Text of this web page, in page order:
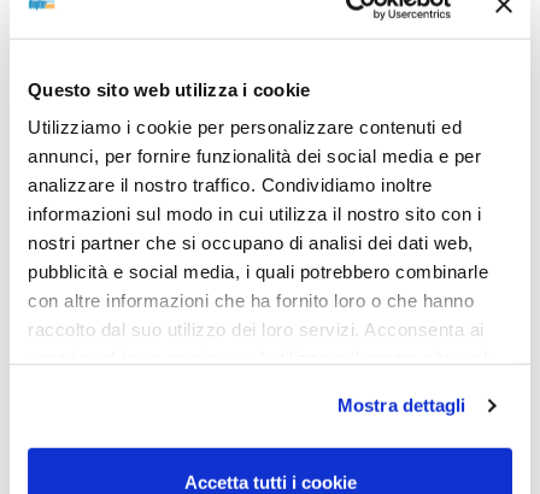
Questo sito web utilizza i cookie
Utilizziamo i cookie per personalizzare contenuti ed
annunci, per fornire funzionalità dei social media e per
analizzare il nostro traffico. Condividiamo inoltre
informazioni sul modo in cui utilizza il nostro sito con i
nostri partner che si occupano di analisi dei dati web,
pubblicità e social media, i quali potrebbero combinarle
con altre informazioni che ha fornito loro o che hanno
raccolto dal suo utilizzo dei loro servizi. Acconsenta ai
Mostra dettagli
Accetta tutti i cookie
nostro negozio non saranno disponibili per la
da OTTICA DIOPTER
Showing all 2 results
Sold out Sold out